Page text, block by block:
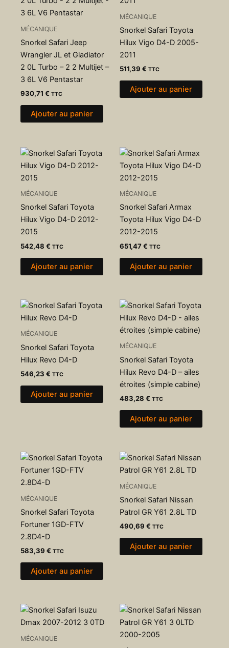
MÉCANIQUE
Snorkel Safari Jeep
Wrangler JL et Gladiator
2 0L Turbo – 2 2 Multijet –
3 6L V6 Pentastar
930,71 € TTC
Ajouter au panier
MÉCANIQUE
Snorkel Safari Toyota
Hilux Vigo D4-D 2005-
2011
511,39 € TTC
Ajouter au panier
MÉCANIQUE
Snorkel Safari Toyota
Hilux Vigo D4-D 2012-
2015
542,48 € TTC
Ajouter au panier
MÉCANIQUE
Snorkel Safari Armax
Toyota Hilux Vigo D4-D
2012-2015
651,47€ TTC
Ajouter au panier
MÉCANIQUE
Snorkel Safari Toyota
Hilux Revo D4-D
546,23 € TTC
Ajouter au panier
MÉCANIQUE
Snorkel Safari Toyota
Hilux Revo D4-D – ailes
étroites (simple cabine)
483,28 € TTC
Ajouter au panier
MÉCANIQUE
Snorkel Safari Toyota
Fortuner 1GD-FTV
2.8D4-D
583,39 € TTC
Ajouter au panier
MÉCANIQUE
Snorkel Safari Nissan
Patrol GR Y61 2.8L TD
490,69 € TTC
Ajouter au panier
MÉCANIQUE